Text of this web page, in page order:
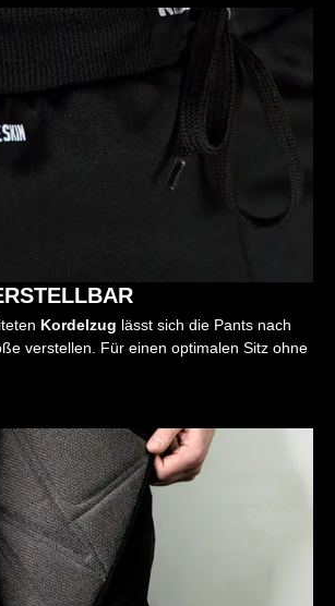
Kordelzug lässt sich die Pants nach
verstellen. Für einen optimalen Sitz ohne